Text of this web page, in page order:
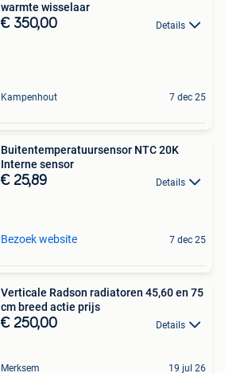
warmte wisselaar
€ 350,00 Details
Kampenhout 7 dec 25
Buitentemperatuursensor NTC 20K
Interne sensor
€ 25,89 Details
Bezoek website 7 dec 25
Verticale Radson radiatoren 45,60 en 75
cm breed actie prijs
€ 250,00 Details
Merksem 19 jul 26